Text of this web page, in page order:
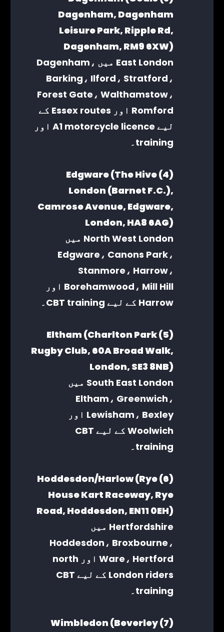
Dagenham, Dagenham
Leisure Park, Ripple Rd,
Dagenham, RM9 6XW)
East London میں Dagenham،
Barking، Ilford، Stratford،
Forest Gate، Walthamstow،
Romford اور Essex routes کے
لیے A1 motorcycle licence اور
training۔
(4) Edgware (The Hive
London (Barnet F.C.),
Camrose Avenue, Edgware,
London, HA8 6AG)
North West London میں
Edgware، Canons Park،
Stanmore، Harrow،
Borehamwood، Mill Hill اور
Harrow کے لیے CBT training۔
(5) Eltham (Charlton Park
Rugby Club, 60A Broad Walk,
London, SE3 8NB)
South East London میں
Eltham، Greenwich،
Lewisham، Bexley اور
Woolwich کے لیے CBT
training۔
(6) Hoddesdon/Harlow (Rye
House Kart Raceway, Rye
Road, Hoddesdon, EN11 0EH)
Hertfordshire میں
Hoddesdon، Broxbourne،
Ware، Hertford اور north
London riders کے لیے CBT
training۔
(7) Wimbledon (Beverley